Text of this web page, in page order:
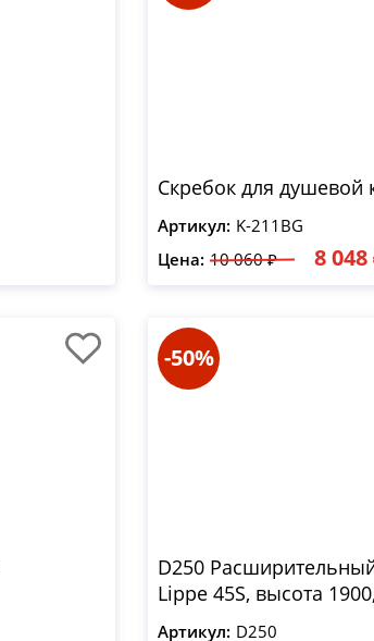
Скребок для душевой
Артикул: K-211BG
Цена: 10 060 ₽ 8 048
-50%
D250
Lippe 45S, высота
Артикул: D250